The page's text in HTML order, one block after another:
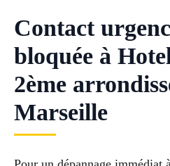
Contact
bloquée à
2ème
Marseille